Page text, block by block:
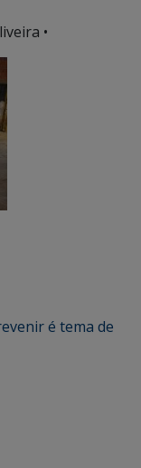
•
é tema de